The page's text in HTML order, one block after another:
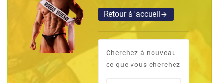
Retour à 'accueil arrow_forward
Cherchez à nouveau
ce que vous cherchez